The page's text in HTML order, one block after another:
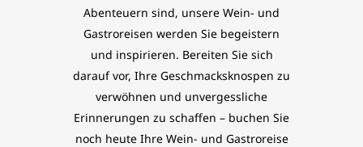
Abenteuern sind, unsere Wein- und
Gastroreisen werden Sie begeistern
und inspirieren. Bereiten Sie sich
darauf vor, Ihre Geschmacksknospen zu
verwöhnen und unvergessliche
Erinnerungen zu schaffen – buchen Sie
noch heute Ihre Wein- und Gastroreise